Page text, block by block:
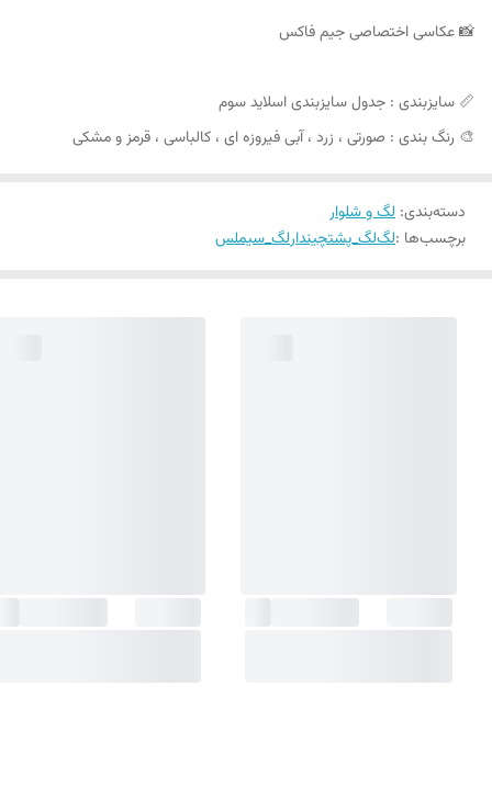
📸 عکاسی اختصاصی جیم فاکس
📏 سایزبندی : جدول سایزبندی اسلاید سوم
🎨 رنگ بندی : صورتی ، زرد ، آبی فیروزه ای ، کالباسی ، قرمز و مشکی
دسته‌بندی: لگ و شلوار
برچسب‌ها :لگلگ_پشتچیندارلگ_سیملس